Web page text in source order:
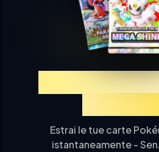
Prova TCGP
Estrai le tue carte
istantaneamente -